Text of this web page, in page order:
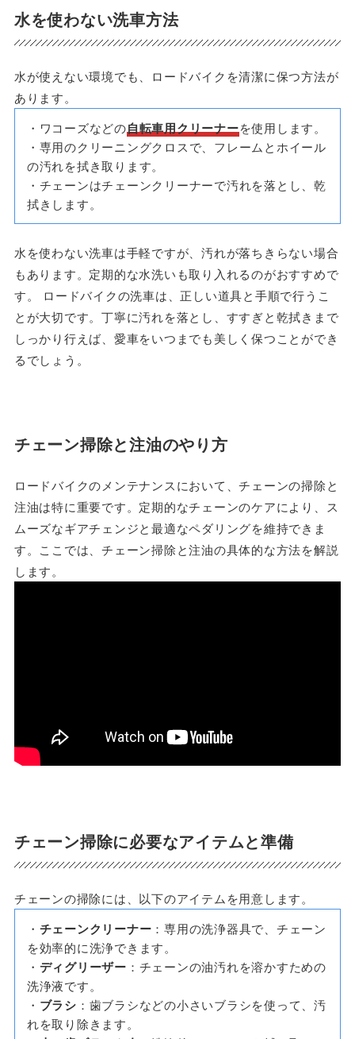
水を使わない洗車方法
水が使えない環境でも、ロードバイクを清潔に保つ方法が
あります。
・ワコーズなどの自転車用クリーナーを使用します。
・専用のクリーニングクロスで、フレームとホイール
の汚れを拭き取ります。
・チェーンはチェーンクリーナーで汚れを落とし、乾
拭きします。
水を使わない洗車は手軽ですが、汚れが落ちきらない場合
もあります。定期的な水洗いも取り入れるのがおすすめで
す。 ロードバイクの洗車は、正しい道具と手順で行うこ
とが大切です。丁寧に汚れを落とし、すすぎと乾拭きまで
しっかり行えば、愛車をいつまでも美しく保つことができ
るでしょう。
チェーン掃除と注油のやり方
ロードバイクのメンテナンスにおいて、チェーンの掃除と
注油は特に重要です。定期的なチェーンのケアにより、ス
ムーズなギアチェンジと最適なペダリングを維持できま
す。ここでは、チェーン掃除と注油の具体的な方法を解説
します。
チェーン掃除に必要なアイテムと準備
チェーンの掃除には、以下のアイテムを用意します。
・ チェーンクリーナー ：専用の洗浄器具で、チェーン
を効率的に洗浄できます。
・ ディグリーザー ：チェーンの油汚れを溶かすための
洗浄液です。
・ ブラシ ：歯ブラシなどの小さいブラシを使って、汚
れを取り除きます。